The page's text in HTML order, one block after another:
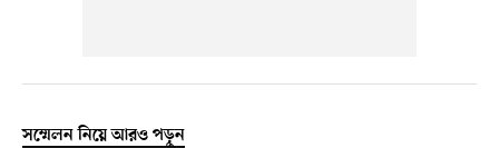
সম্মেলন নিয়ে আরও পড়ুন